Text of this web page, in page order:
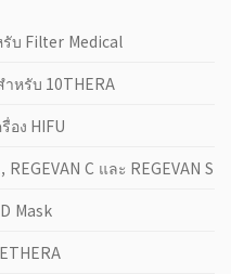
บ Filter Medical
ำหรับ 10THERA
อง HIFU
C และ REGEVAN S
Mask